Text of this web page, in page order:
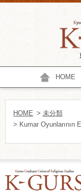
HOME
HOME > 未分類
> Kumar Oyunlarının